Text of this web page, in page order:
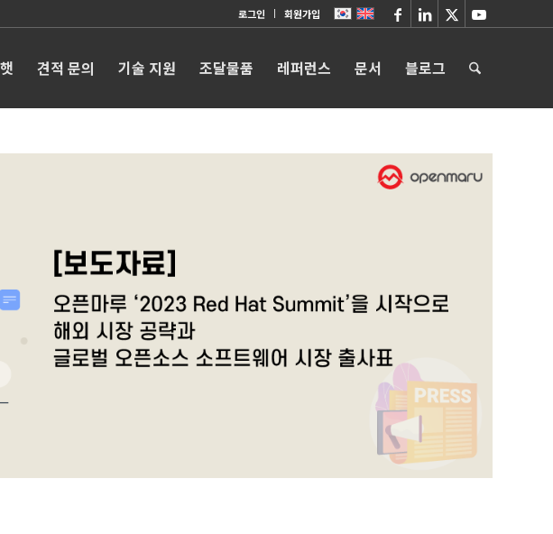
로그인 회원가입
견적 문의 기술 지원 조달물품 레퍼런스 문서 블로그